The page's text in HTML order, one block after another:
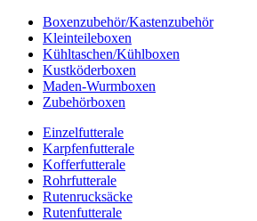
Boxenzubehör/Kastenzubehör
Kleinteileboxen
Kühltaschen/Kühlboxen
Kustköderboxen
Maden-Wurmboxen
Zubehörboxen
Einzelfutterale
Karpfenfutterale
Kofferfutterale
Rohrfutterale
Rutenrucksäcke
Rutenfutterale